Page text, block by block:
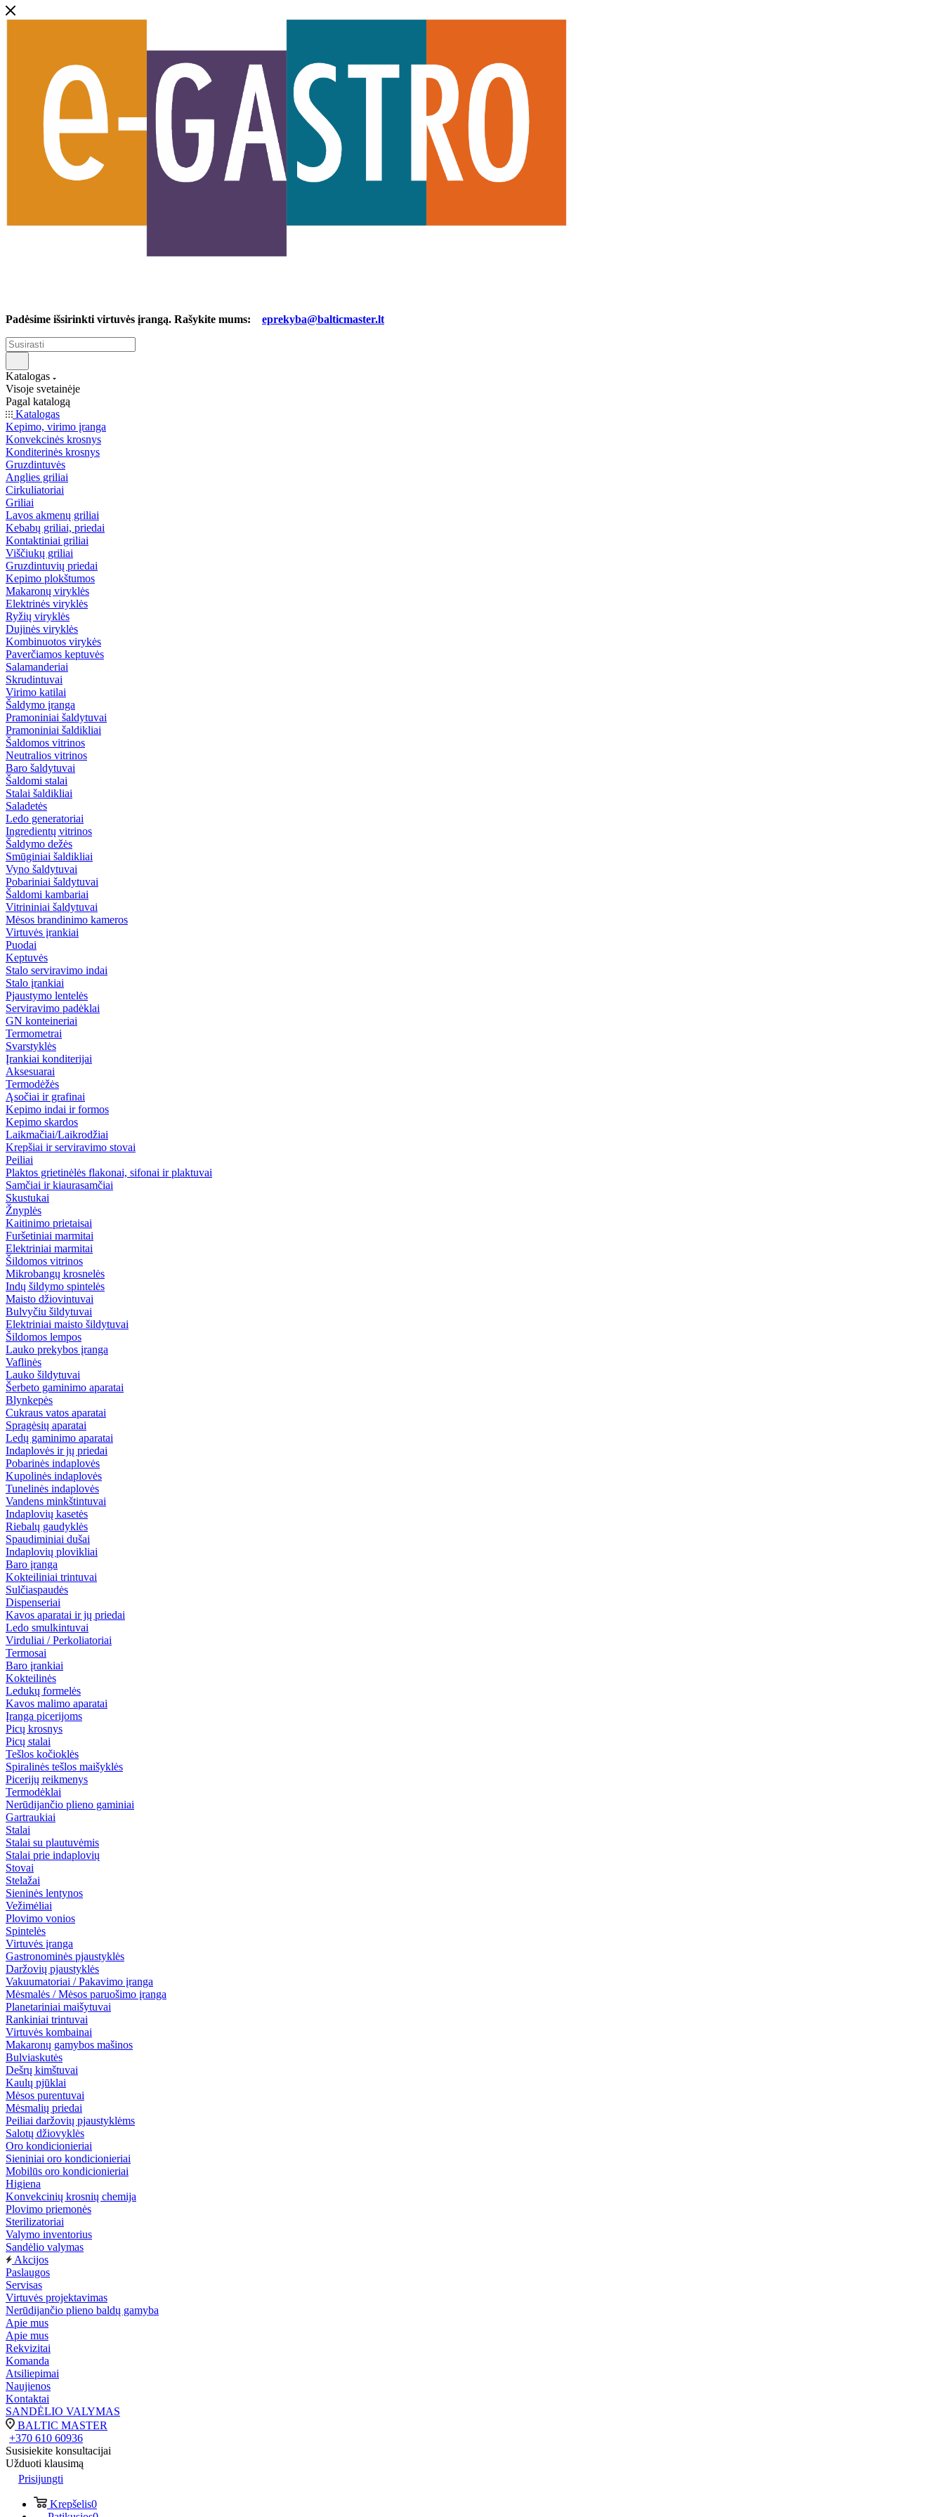
Padėsime išsirinkti virtuvės įrangą. Rašykite mums: eprekyba@balticmaster.lt
Katalogas
Visoje svetainėje
Pagal katalogą
Katalogas
Kepimo, virimo įranga
Konvekcinės krosnys
Konditerinės krosnys
Gruzdintuvės
Anglies griliai
Cirkuliatoriai
Griliai
Lavos akmenų griliai
Kebabų griliai, priedai
Kontaktiniai griliai
Viščiukų griliai
Gruzdintuvių priedai
Kepimo plokštumos
Makaronų viryklės
Elektrinės viryklės
Ryžių viryklės
Dujinės viryklės
Kombinuotos virykės
Paverčiamos keptuvės
Salamanderiai
Skrudintuvai
Virimo katilai
Šaldymo įranga
Pramoniniai šaldytuvai
Pramoniniai šaldikliai
Šaldomos vitrinos
Neutralios vitrinos
Baro šaldytuvai
Šaldomi stalai
Stalai šaldikliai
Saladetės
Ledo generatoriai
Ingredientų vitrinos
Šaldymo dežės
Smūginiai šaldikliai
Vyno šaldytuvai
Pobariniai šaldytuvai
Šaldomi kambariai
Vitrininiai šaldytuvai
Mėsos brandinimo kameros
Virtuvės įrankiai
Puodai
Keptuvės
Stalo serviravimo indai
Stalo įrankiai
Pjaustymo lentelės
Serviravimo padėklai
GN konteineriai
Termometrai
Svarstyklės
Įrankiai konditerijai
Aksesuarai
Termodėžės
Ąsočiai ir grafinai
Kepimo indai ir formos
Kepimo skardos
Laikmačiai/Laikrodžiai
Krepšiai ir serviravimo stovai
Peiliai
Plaktos grietinėlės flakonai, sifonai ir plaktuvai
Samčiai ir kiaurasamčiai
Skustukai
Žnyplės
Kaitinimo prietaisai
Furšetiniai marmitai
Elektriniai marmitai
Šildomos vitrinos
Mikrobangų krosnelės
Indų šildymo spintelės
Maisto džiovintuvai
Bulvyčiu šildytuvai
Elektriniai maisto šildytuvai
Šildomos lempos
Lauko prekybos įranga
Vaflinės
Lauko šildytuvai
Šerbeto gaminimo aparatai
Blynkepės
Cukraus vatos aparatai
Spragėsių aparatai
Ledų gaminimo aparatai
Indaplovės ir jų priedai
Pobarinės indaplovės
Kupolinės indaplovės
Tunelinės indaplovės
Vandens minkštintuvai
Indaplovių kasetės
Riebalų gaudyklės
Spaudiminiai dušai
Indaplovių plovikliai
Baro įranga
Kokteiliniai trintuvai
Sulčiaspaudės
Dispenseriai
Kavos aparatai ir jų priedai
Ledo smulkintuvai
Virduliai / Perkoliatoriai
Termosai
Baro įrankiai
Kokteilinės
Ledukų formelės
Kavos malimo aparatai
Įranga picerijoms
Picų krosnys
Picų stalai
Tešlos kočioklės
Spiralinės tešlos maišyklės
Picerijų reikmenys
Termodėklai
Nerūdijančio plieno gaminiai
Gartraukiai
Stalai
Stalai su plautuvėmis
Stalai prie indaplovių
Stovai
Stelažai
Sieninės lentynos
Vežimėliai
Plovimo vonios
Spintelės
Virtuvės įranga
Gastronominės pjaustyklės
Daržovių pjaustyklės
Vakuumatoriai / Pakavimo įranga
Mėsmalės / Mėsos paruošimo įranga
Planetariniai maišytuvai
Rankiniai trintuvai
Virtuvės kombainai
Makaronų gamybos mašinos
Bulviaskutės
Dešrų kimštuvai
Kaulų pjūklai
Mėsos purentuvai
Mėsmalių priedai
Peiliai daržovių pjaustyklėms
Salotų džiovyklės
Oro kondicionieriai
Sieniniai oro kondicionieriai
Mobilūs oro kondicionieriai
Higiena
Konvekcinių krosnių chemija
Plovimo priemonės
Sterilizatoriai
Valymo inventorius
Sandėlio valymas
Akcijos
Paslaugos
Servisas
Virtuvės projektavimas
Nerūdijančio plieno baldų gamyba
Apie mus
Apie mus
Rekvizitai
Komanda
Atsiliepimai
Naujienos
Kontaktai
SANDĖLIO VALYMAS
BALTIC MASTER
+370 610 60936
Susisiekite konsultacijai
Užduoti klausimą
Prisijungti
Krepšelis0